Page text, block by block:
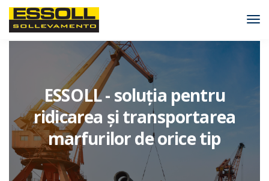
ESSOLL - soluția pentru
ridicarea și transportarea
marfurilor de orice tip